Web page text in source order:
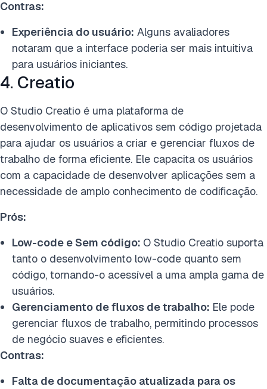
Contras:
Experiência do usuário: Alguns avaliadores
notaram que a interface poderia ser mais intuitiva
para usuários iniciantes.
4. Creatio
O Studio Creatio é uma plataforma de
desenvolvimento de aplicativos sem código projetada
para ajudar os usuários a criar e gerenciar fluxos de
trabalho de forma eficiente. Ele capacita os usuários
com a capacidade de desenvolver aplicações sem a
necessidade de amplo conhecimento de codificação.
Prós:
Low-code e Sem código: O Studio Creatio suporta
tanto o desenvolvimento low-code quanto sem
código, tornando-o acessível a uma ampla gama de
usuários.
Gerenciamento de fluxos de trabalho: Ele pode
gerenciar fluxos de trabalho, permitindo processos
de negócio suaves e eficientes.
Contras:
Falta de documentação atualizada para os